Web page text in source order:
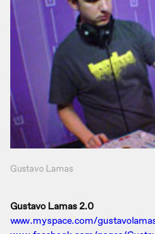
Gustavo Lamas
Gustavo Lamas 2.0
www.myspace.com/